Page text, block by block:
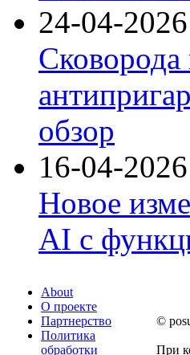
24-04-2026
обзор
16-04-2026
Новое
AI с
About
О проекте
Партнерство
Политика
обработки
©
При